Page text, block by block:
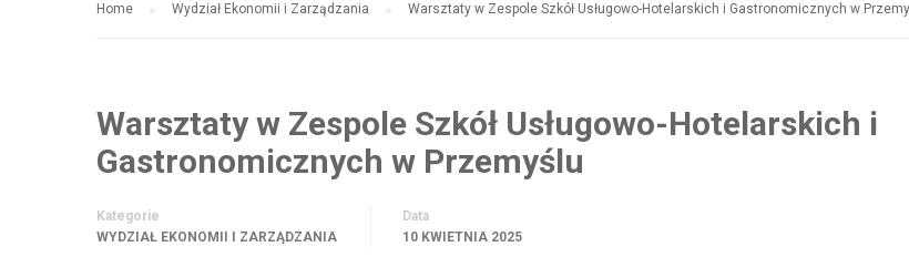
Home Wydział Ekonomii i Zarządzania Warsztaty w Zespole Szkół Usługowo-Hotelarskich i Gastronomicznych w
Warsztaty w Zespole Szkół Usługowo-Hotelarskich i
Gastronomicznych w Przemyślu
Kategorie
WYDZIAŁ EKONOMII I ZARZĄDZANIA
Data
10 KWIETNIA 2025